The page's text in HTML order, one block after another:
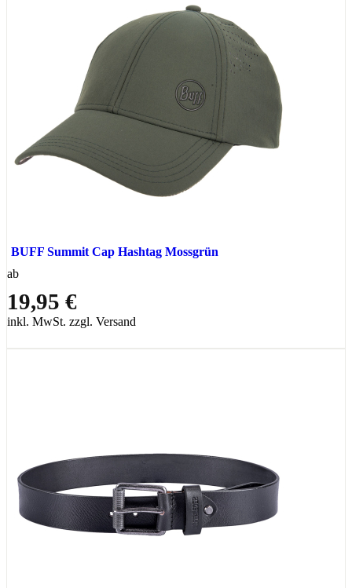
BUFF Summit Cap Hashtag Mossgrün
ab
19,95 €
inkl. MwSt. zzgl. Versand